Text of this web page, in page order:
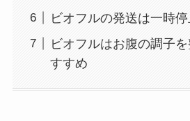
ニ
ビオフルの発送は一時
ビオフルはお腹の調子
すすめ